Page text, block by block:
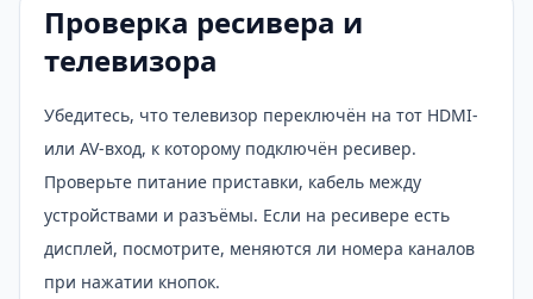
Проверка ресивера и
телевизора
Убедитесь, что телевизор переключён на тот HDMI-
или AV-вход, к которому подключён ресивер.
Проверьте питание приставки, кабель между
устройствами и разъёмы. Если на ресивере есть
дисплей, посмотрите, меняются ли номера каналов
при нажатии кнопок.